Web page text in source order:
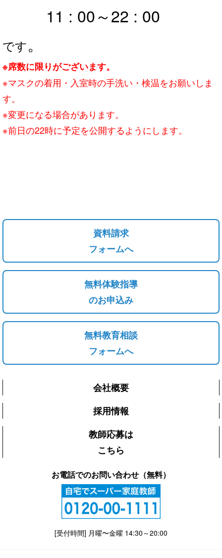
11 : 00～22 : 00
です。
※席数に限りがございます。
※マスクの着用・入室時の手洗い・検温をお願いしま
す。
※変更になる場合があります。
※前日の22時に予定を公開するようにします。
資料請求
フォームへ
無料体験指導
のお申込み
無料教育相談
フォームへ
会社概要
採用情報
教師応募は
こちら
お電話でのお問い合わせ（無料）
[受付時間] 月曜〜金曜 14:30～20:00